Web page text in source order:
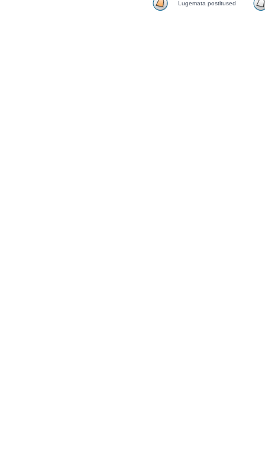
Lugemata postitused